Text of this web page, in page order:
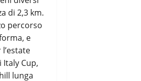
di 2,3 km.
percorso
e
Cup,
lunga